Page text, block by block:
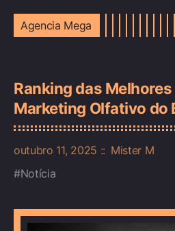
Agencia Mega
Ranking das
Marketing Olfativo do
outubro 11, 2025
Mister M
Notícia